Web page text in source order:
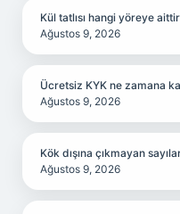
Kül tatlısı hangi yöreye
Ağustos 9, 2026
Ücretsiz KYK ne zamana
Ağustos 9, 2026
Kök dışına çıkmayan
Ağustos 9, 2026